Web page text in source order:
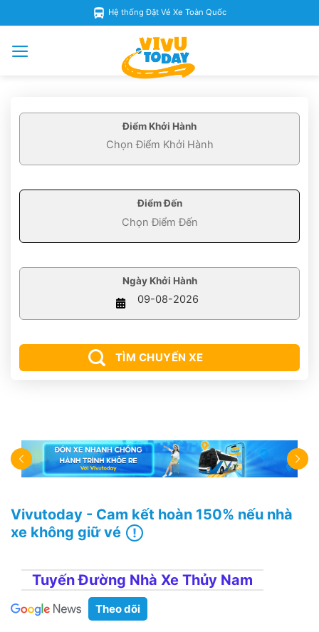
Hệ thống Đặt Vé Xe Toàn Quốc
Điểm Khởi Hành
Điểm Đến
Ngày Khởi Hành
TÌM CHUYẾN XE
Vivutoday - Cam kết hoàn 150% nếu nhà
xe không giữ vé
Tuyến Đường Nhà Xe Thủy Nam
Theo dõi